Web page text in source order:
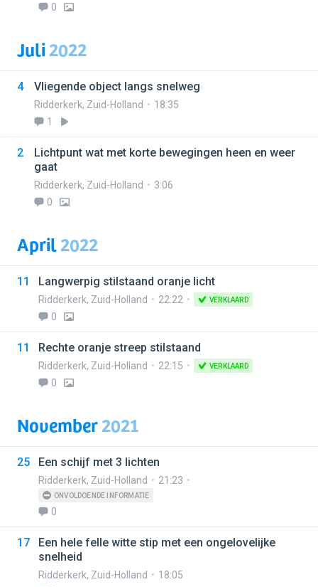
0
Juli2022
4 Vliegende object langs snelweg
Ridderkerk, Zuid-Holland
18:35
1
2
Lichtpunt wat met korte bewegingen heen en weer
gaat
Ridderkerk, Zuid-Holland
3:06
0
April2022
11 Langwerpig stilstaand oranje licht
Ridderkerk, Zuid-Holland 22:22 VERKLAARD
0
11 Rechte oranje streep stilstaand
Ridderkerk, Zuid-Holland 22:15 VERKLAARD
0
November2021
25 Een schijf met 3 lichten
Ridderkerk, Zuid-Holland 21:23
ONVOLDOENDE INFORMATIE
0
17
Een hele felle witte stip met een ongelovelijke
snelheid
Ridderkerk, Zuid-Holland
18:05